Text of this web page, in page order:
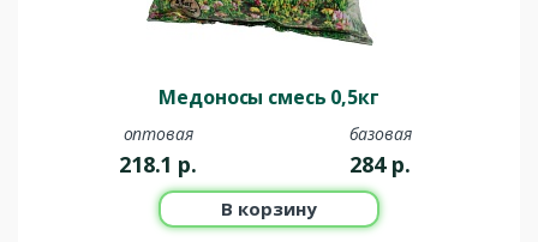
Медоносы смесь 0,5кг
оптовая
218.1 р.
базовая
284 р.
В корзину